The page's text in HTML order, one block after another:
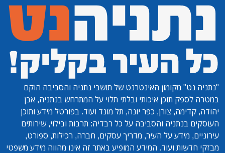
"נתניה נט" מקומון האינטרנט של תושבי נתניה והסביבה הוקם
במטרה לספק תוכן איכותי ובלתי תלוי על המתרחש בנתניה, אבן
יהודה, קדימה, צורן, כפר יונה, תל מונד ועוד. בפורטל מידע ותוכן
העוסקים בנתניה והסביבה על כל רבדיה: תרבות ובילוי, שירותים
עירוניים, מידע על העיר, מדריך עסקים, חברה, רכילות, ספורט,
מבזקי חדשות ועוד. המידע המופיע באתר זה אינו מהווה מידע משפטי